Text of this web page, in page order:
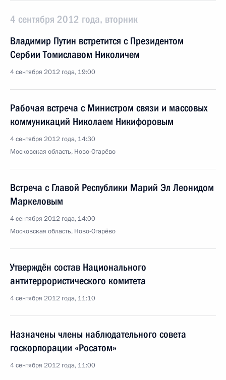
4 сентября 2012 года, вторник
Владимир Путин встретится с Президентом
Сербии Томиславом Николичем
4 сентября 2012 года, 19:00
Рабочая встреча с Министром связи и массовых
коммуникаций Николаем Никифоровым
4 сентября 2012 года, 14:30
Московская область, Ново-Огарёво
Встреча с Главой Республики Марий Эл Леонидом
Маркеловым
4 сентября 2012 года, 14:00
Московская область, Ново-Огарёво
Утверждён состав Национального
антитеррористического комитета
4 сентября 2012 года, 11:10
Назначены члены наблюдательного совета
госкорпорации «Росатом»
4 сентября 2012 года, 11:00